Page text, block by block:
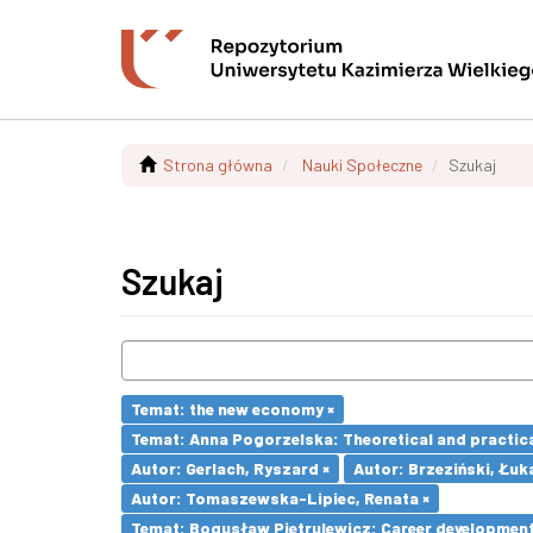
Strona główna Nauki Społeczne Szukaj
Szukaj
Temat: the new economy ×
Temat: Anna Pogorzelska: Theoretical and
Autor: Gerlach, Ryszard ×
Autor: Brzeziński,
Autor: Tomaszewska-Lipiec, Renata ×
Temat: Bogusław Pietrulewicz: Career